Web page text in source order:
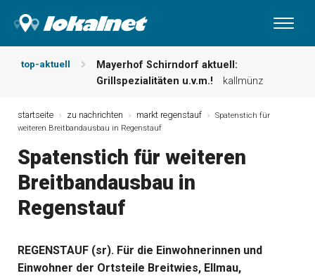
top-aktuell
Mayerhof Schirndorf aktuell:
Grillspezialitäten u.v.m.!
kallmünz
und mehr … burglengenfeld
Der „deutsche Michel“ muss nun
leserbriefe
Maxhütter Fischladen: Unser aktuelles
Nutzen Sie aktuelle Angebote Ihrer
Metzgerei Hummel: Aktuelles
Wochenangebot!
startseite zu nachrichten markt regenstauf
Spatenstich für
weiteren Breitbandausbau in Regenstauf
Spatenstich für weiteren
Breitbandausbau in
Regenstauf
REGENSTAUF (sr). Für die Einwohnerinnen und
Einwohner der Ortsteile Breitwies, Ellmau,